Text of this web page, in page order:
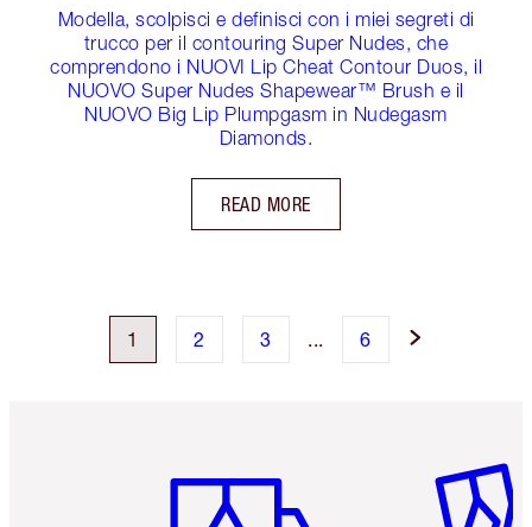
Modella, scolpisci e definisci con i miei segreti di
trucco per il contouring Super Nudes, che
comprendono i NUOVI Lip Cheat Contour Duos, il
NUOVO Super Nudes Shapewear™ Brush e il
NUOVO Big Lip Plumpgasm in Nudegasm
Diamonds.
READ MORE
1 2 3 6